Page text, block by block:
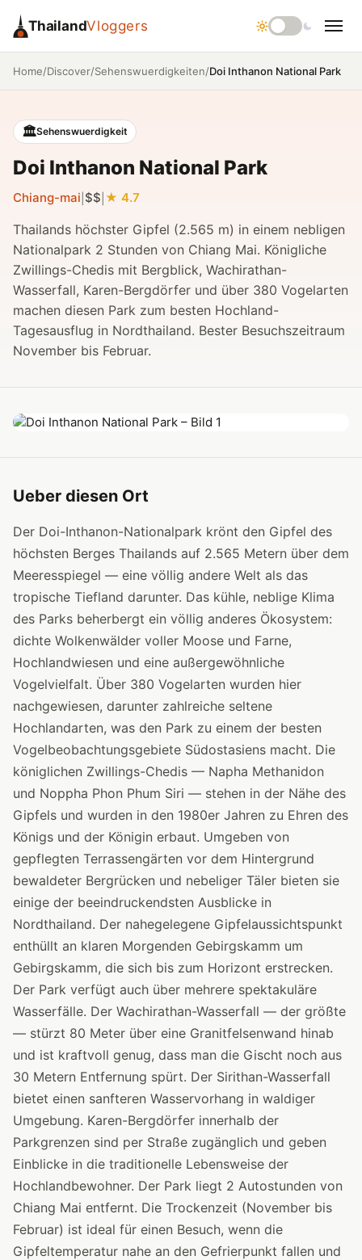
ThailandVloggers
Home/Discover/Sehenswuerdigkeiten/Doi Inthanon National Park
🏛️Sehenswuerdigkeit
Doi Inthanon National Park
Chiang-mai $$ 4.7
Thailands höchster Gipfel (2.565 m) in einem nebligen
Nationalpark 2 Stunden von Chiang Mai. Königliche
Zwillings-Chedis mit Bergblick, Wachirathan-
Wasserfall, Karen-Bergdörfer und über 380 Vogelarten
machen diesen Park zum besten Hochland-
Tagesausflug in Nordthailand. Bester Besuchszeitraum
November bis Februar.
Ueber diesen Ort
Der Doi-Inthanon-Nationalpark krönt den Gipfel des
höchsten Berges Thailands auf 2.565 Metern über dem
Meeresspiegel — eine völlig andere Welt als das
tropische Tiefland darunter. Das kühle, neblige Klima
des Parks beherbergt ein völlig anderes Ökosystem:
dichte Wolkenwälder voller Moose und Farne,
Hochlandwiesen und eine außergewöhnliche
Vogelvielfalt. Über 380 Vogelarten wurden hier
nachgewiesen, darunter zahlreiche seltene
Hochlandarten, was den Park zu einem der besten
Vogelbeobachtungsgebiete Südostasiens macht. Die
königlichen Zwillings-Chedis — Napha Methanidon
und Noppha Phon Phum Siri — stehen in der Nähe des
Gipfels und wurden in den 1980er Jahren zu Ehren des
Königs und der Königin erbaut. Umgeben von
gepflegten Terrassengärten vor dem Hintergrund
bewaldeter Bergrücken und nebeliger Täler bieten sie
einige der beeindruckendsten Ausblicke in
Nordthailand. Der nahegelegene Gipfelaussichtspunkt
enthüllt an klaren Morgenden Gebirgskamm um
Gebirgskamm, die sich bis zum Horizont erstrecken.
Der Park verfügt auch über mehrere spektakuläre
Wasserfälle. Der Wachirathan-Wasserfall — der größte
— stürzt 80 Meter über eine Granitfelsenwand hinab
und ist kraftvoll genug, dass man die Gischt noch aus
30 Metern Entfernung spürt. Der Sirithan-Wasserfall
bietet einen sanfteren Wasservorhang in waldiger
Umgebung. Karen-Bergdörfer innerhalb der
Parkgrenzen sind per Straße zugänglich und geben
Einblicke in die traditionelle Lebensweise der
Hochlandbewohner. Der Park liegt 2 Autostunden von
Chiang Mai entfernt. Die Trockenzeit (November bis
Februar) ist ideal für einen Besuch, wenn die
Gipfeltemperatur nahe an den Gefrierpunkt fallen und